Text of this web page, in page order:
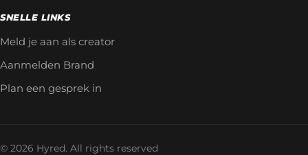
SNELLE LINKS
Meld je aan als creator
Aanmelden Brand
Plan een gesprek in
© 2026 Hyred. All rights reserved